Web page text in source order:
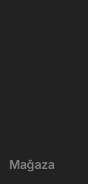
Mağaza